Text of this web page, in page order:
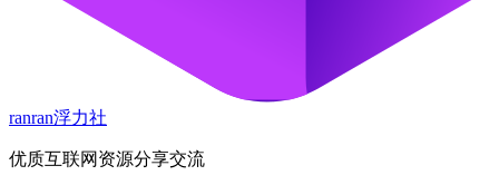
ranran浮力社
优质互联网资源分享交流